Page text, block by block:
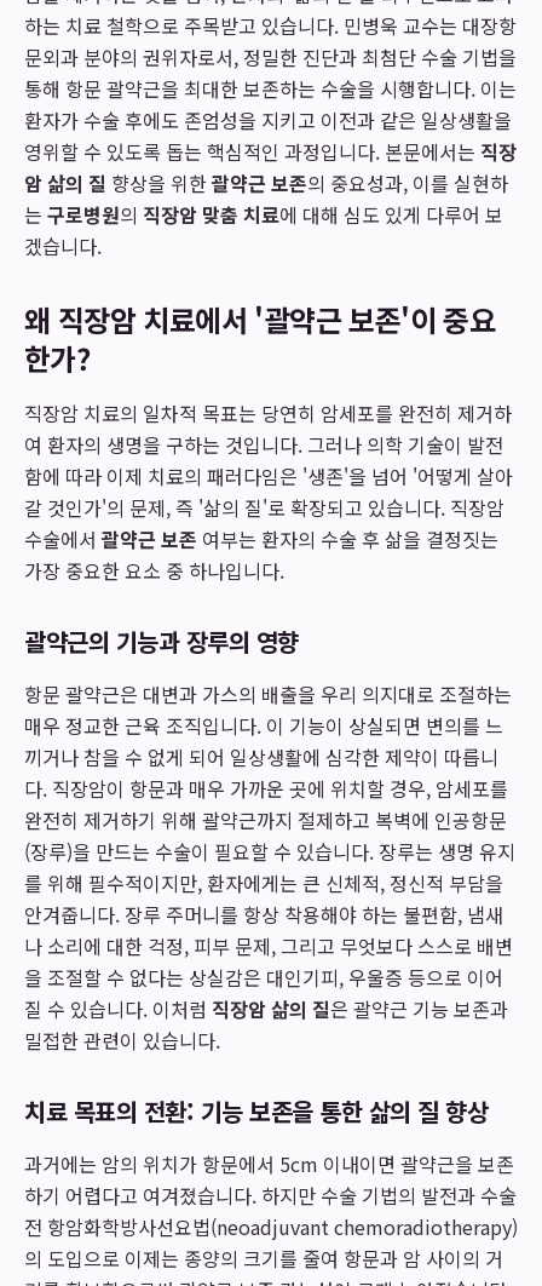
하는 치료 철학으로 주목받고 있습니다. 민병욱 교수는 대장항
문외과 분야의 권위자로서, 정밀한 진단과 최첨단 수술 기법을
통해 항문 괄약근을 최대한 보존하는 수술을 시행합니다. 이는
환자가 수술 후에도 존엄성을 지키고 이전과 같은 일상생활을
영위할 수 있도록 돕는 핵심적인 과정입니다. 본문에서는 직장
암 삶의 질 향상을 위한괄약근 보존의 중요성과, 이를 실현하
는 구로병원의 직장암 맞춤 치료에 대해 심도 있게 다루어 보
겠습니다.
왜 직장암 치료에서 '괄약근 보존'이 중요
한가?
직장암 치료의 일차적 목표는 당연히 암세포를 완전히 제거하
여 환자의 생명을 구하는 것입니다. 그러나 의학 기술이 발전
함에 따라 이제 치료의 패러다임은 '생존'을 넘어 '어떻게 살아
갈 것인가'의 문제, 즉 '삶의 질'로 확장되고 있습니다. 직장암
수술에서괄약근 보존 여부는 환자의 수술 후 삶을 결정짓는
가장 중요한 요소 중 하나입니다.
괄약근의 기능과 장루의 영향
항문 괄약근은 대변과 가스의 배출을 우리 의지대로 조절하는
매우 정교한 근육 조직입니다. 이 기능이 상실되면 변의를 느
끼거나 참을 수 없게 되어 일상생활에 심각한 제약이 따릅니
다. 직장암이 항문과 매우 가까운 곳에 위치할 경우, 암세포를
완전히 제거하기 위해 괄약근까지 절제하고 복벽에 인공항문
(장루)을 만드는 수술이 필요할 수 있습니다. 장루는 생명 유지
를 위해 필수적이지만, 환자에게는 큰 신체적, 정신적 부담을
안겨줍니다. 장루 주머니를 항상 착용해야 하는 불편함, 냄새
나 소리에 대한 걱정, 피부 문제, 그리고 무엇보다 스스로 배변
을 조절할 수 없다는 상실감은 대인기피, 우울증 등으로 이어
질 수 있습니다. 이처럼 직장암 삶의 질은 괄약근 기능 보존과
밀접한 관련이 있습니다.
치료 목표의 전환: 기능 보존을 통한 삶의 질 향상
과거에는 암의 위치가 항문에서 5cm 이내이면 괄약근을 보존
하기 어렵다고 여겨졌습니다. 하지만 수술 기법의 발전과 수술
전 항암화학방사선요법(neoadjuvant chemoradiotherapy)
의 도입으로 이제는 종양의 크기를 줄여 항문과 암 사이의 거